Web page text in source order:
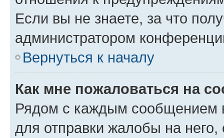
Если вы не знаете, за что
администратором
Вернуться к началу
Как мне пожаловаться на
Рядом с каждым сообщением
для отправки жалобы на